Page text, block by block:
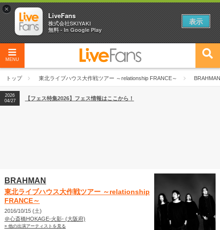
MENU
トップ 東北ライブハウス大作戦ツアー ～relationship FRANCE～ BRAHMAN
2026
04/27
2026
【ライブ動員ランキング】2026年上半期編発表！
2026
04/27
【フェス特集2026】フェス情報はここから！
BRAHMAN
東北ライブハウス大作戦ツアー ～relationship
FRANCE～
2016/10/15 (土)
＠心斎橋HOKAGE-火影- (大阪府)
» 他の出演アーティストを見る
×
LiveFans
株式会社SKIYAKI
無料 - In Google Play
表示